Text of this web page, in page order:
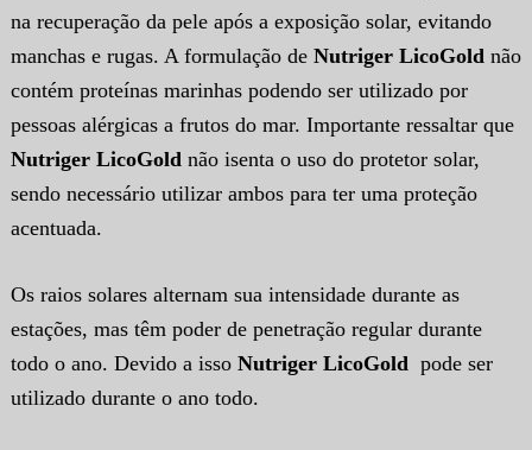
na recuperação da pele após a exposição solar, evitando
manchas e rugas. A formulação de Nutriger LicoGold não
contém proteínas marinhas podendo ser utilizado por
pessoas alérgicas a frutos do mar. Importante ressaltar que
Nutriger LicoGold não isenta o uso do protetor solar,
sendo necessário utilizar ambos para ter uma proteção
acentuada.
Os raios solares alternam sua intensidade durante as
estações, mas têm poder de penetração regular durante
todo o ano. Devido a isso Nutriger LicoGold pode ser
utilizado durante o ano todo.